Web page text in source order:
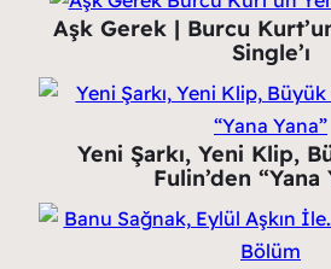
Aşk Gerek | Burcu
Single’ı
Yeni Şarkı, Yeni Klip,
Fulin’den “Yana